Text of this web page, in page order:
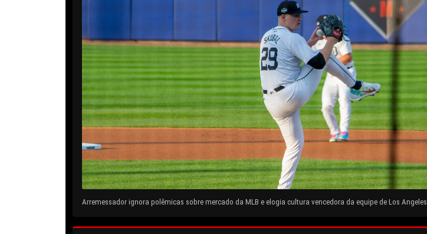
Arremessador ignora polêmicas sobre mercado da MLB e elogia cultura vencedora da equipe de Los Angeles